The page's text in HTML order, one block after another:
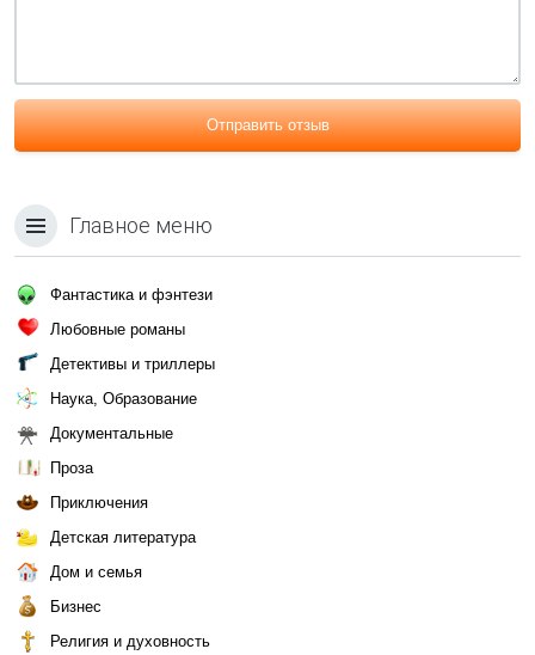
Отправить отзыв
Главное меню
Фантастика и фэнтези
Любовные романы
Детективы и триллеры
Наука, Образование
Документальные
Проза
Приключения
Детская литература
Дом и семья
Бизнес
Религия и духовность